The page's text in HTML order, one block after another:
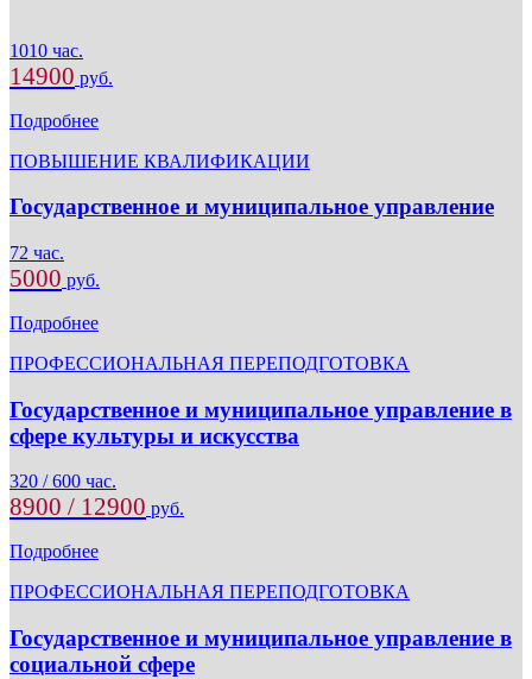
1010 час.
14900 руб.
Подробнее
ПОВЫШЕНИЕ КВАЛИФИКАЦИИ
Государственное и муниципальное управление
72 час.
5000 руб.
Подробнее
ПРОФЕССИОНАЛЬНАЯ ПЕРЕПОДГОТОВКА
Государственное и муниципальное управление в
сфере культуры и искусства
320 / 600 час.
8900 / 12900 руб.
Подробнее
ПРОФЕССИОНАЛЬНАЯ ПЕРЕПОДГОТОВКА
Государственное и муниципальное управление в
социальной сфере